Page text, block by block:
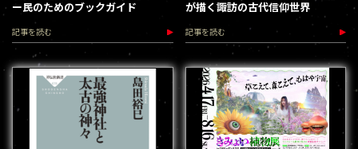
ー民のためのブックガイド
記事を読む
が描く諏訪の古代信仰世界
記事を読む